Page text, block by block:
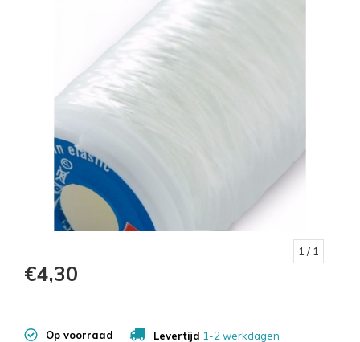
1 / 1
€4,30
Op voorraad Levertijd 1-2 werkdagen